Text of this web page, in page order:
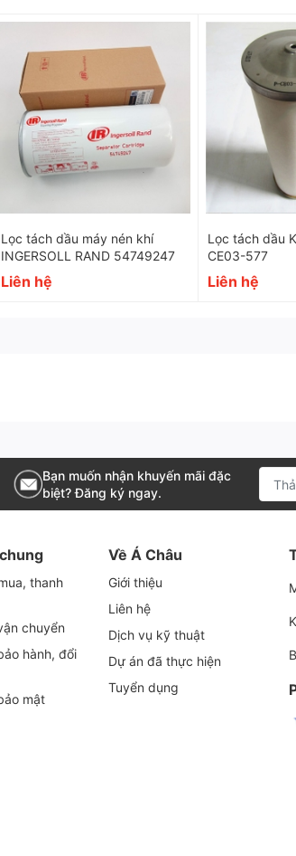
ACCOM
Hitachi gồm:
Hitachi
mà chúng tôi hiện đang cung cấp.
Lọc tách dầu máy nén khí
INGERSOLL RAND 54749247
Liên hệ
Lọc tách dầu
CE03-577
Liên hệ
Bạn muốn nhận khuyến mãi đặc
biệt? Đăng ký ngay.
thanh
chuyển
hành, đổi
mật
Về Á Châu
Giới thiệu
Liên hệ
Dịch vụ kỹ thuật
Dự án đã thực hiện
Tuyển dụng